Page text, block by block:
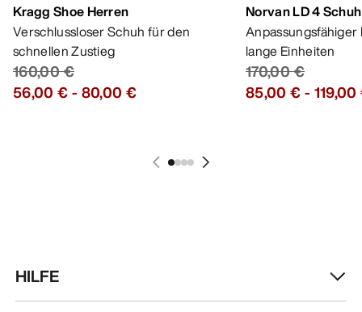
Kragg Shoe Herren
Verschlussloser Schuh für den
schnellen Zustieg
160,00 €
56,00 €- 80,00 €
Norvan LD 4
lange Einheiten
170,00 €
85,00 €-
HILFE